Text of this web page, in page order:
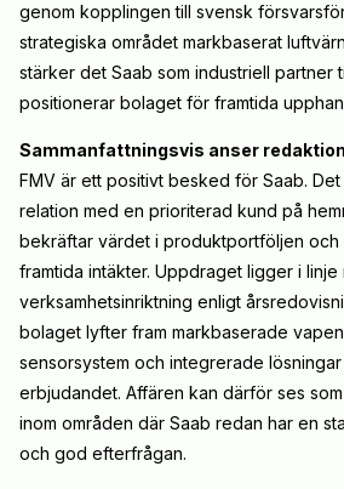
genom kopplingen till svensk
strategiska området markbaserat
stärker det Saab som industriell partner
positionerar bolaget för framtida
Sammanfattningsvis anser
FMV är ett positivt besked för Saab.
relation med en prioriterad kund på
bekräftar värdet i produktportföljen och
framtida intäkter. Uppdraget ligger i linje
verksamhetsinriktning enligt
bolaget lyfter fram markbaserade
sensorsystem och integrerade
erbjudandet. Affären kan därför ses
inom områden där Saab redan har en
och god efterfrågan.